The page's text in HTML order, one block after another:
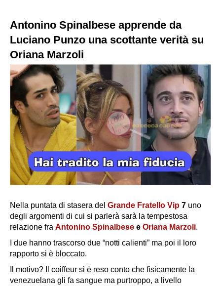
Antonino Spinalbese apprende da
Luciano Punzo una scottante verità su
Oriana Marzoli
Nella puntata di stasera del Grande Fratello Vip 7 uno
degli argomenti di cui si parlerà sarà la tempestosa
relazione fra Antonino Spinalbese e Oriana Marzoli.
I due hanno trascorso due “notti calienti” ma poi il loro
rapporto si è bloccato.
Il motivo? Il coiffeur si è reso conto che fisicamente la
venezuelana gli fa sangue ma purtroppo, a livello